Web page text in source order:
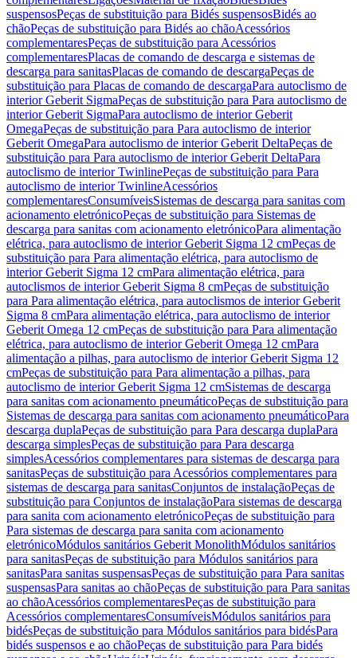
suspensosPeças de substituição para Bidés suspensosBidés ao
chãoPeças de substituição para Bidés ao chãoAcessórios
complementaresPeças de substituição para Acessórios
complementaresPlacas de comando de descarga e sistemas de
descarga para sanitasPlacas de comando de descargaPeças de
substituição para Placas de comando de descargaPara autoclismo de
interior Geberit SigmaPeças de substituição para Para autoclismo de
interior Geberit SigmaPara autoclismo de interior Geberit
OmegaPeças de substituição para Para autoclismo de interior
Geberit OmegaPara autoclismo de interior Geberit DeltaPeças de
substituição para Para autoclismo de interior Geberit DeltaPara
autoclismo de interior TwinlinePeças de substituição para Para
autoclismo de interior TwinlineAcessórios
complementaresConsumíveisSistemas de descarga para sanitas com
acionamento eletrónicoPeças de substituição para Sistemas de
descarga para sanitas com acionamento eletrónicoPara alimentação
elétrica, para autoclismo de interior Geberit Sigma 12 cmPeças de
substituição para Para alimentação elétrica, para autoclismo de
interior Geberit Sigma 12 cmPara alimentação elétrica, para
autoclismos de interior Geberit Sigma 8 cmPeças de substituição
para Para alimentação elétrica, para autoclismos de interior Geberit
Sigma 8 cmPara alimentação elétrica, para autoclismo de interior
Geberit Omega 12 cmPeças de substituição para Para alimentação
elétrica, para autoclismo de interior Geberit Omega 12 cmPara
alimentação a pilhas, para autoclismo de interior Geberit Sigma 12
cmPeças de substituição para Para alimentação a pilhas, para
autoclismo de interior Geberit Sigma 12 cmSistemas de descarga
para sanitas com acionamento pneumáticoPeças de substituição para
Sistemas de descarga para sanitas com acionamento pneumáticoPara
descarga duplaPeças de substituição para Para descarga duplaPara
descarga simplesPeças de substituição para Para descarga
simplesAcessórios complementares para sistemas de descarga para
sanitasPeças de substituição para Acessórios complementares para
sistemas de descarga para sanitasConjuntos de instalaçãoPeças de
substituição para Conjuntos de instalaçãoPara sistemas de descarga
para sanita com acionamento eletrónicoPeças de substituição para
Para sistemas de descarga para sanita com acionamento
eletrónicoMódulos sanitários Geberit MonolithMódulos sanitários
para sanitasPeças de substituição para Módulos sanitários para
sanitasPara sanitas suspensasPeças de substituição para Para sanitas
suspensasPara sanitas ao chãoPeças de substituição para Para sanitas
ao chãoAcessórios complementaresPeças de substituição para
Acessórios complementaresConsumíveisMódulos sanitários para
bidésPeças de substituição para Módulos sanitários para bidésPara
bidés suspensos e ao chãoPeças de substituição para Para bidés